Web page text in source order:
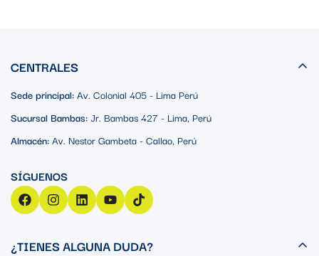
CENTRALES
Sede principal:Av. Colonial 405 - Lima Perú
Sucursal Bambas:Jr. Bambas 427 - Lima, Perú
Almacén:Av. Nestor Gambeta - Callao, Perú
¿TIENES ALGUNA DUDA?